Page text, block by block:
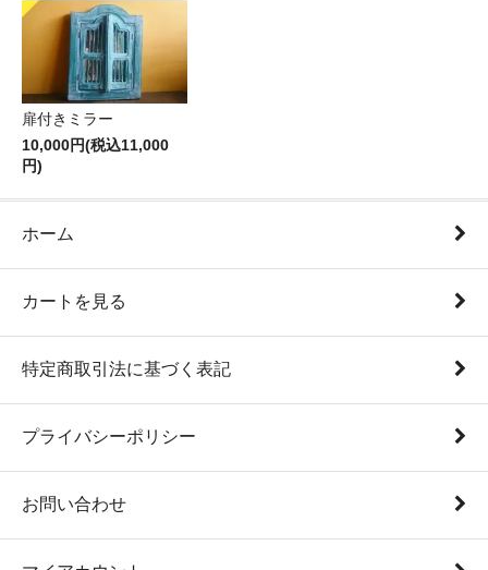
扉付きミラー
10,000円(税込11,000
円)
ホーム
カートを見る
特定商取引法に基づく表記
プライバシーポリシー
お問い合わせ